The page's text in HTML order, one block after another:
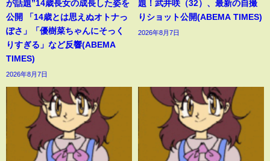
が話題”14歳長女の成長した姿を
公開 「14歳とは思えぬオトナっ
ぽさ」「優樹菜ちゃんにそっく
りすぎる」など反響(ABEMA
TIMES)
2026年8月7日
題！武井咲（32）、最新の自撮
りショット公開(ABEMA TIMES)
2026年8月7日